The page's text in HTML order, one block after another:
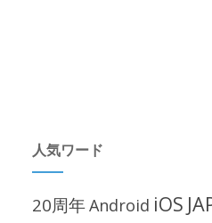
人気ワード
20周年Android iOS